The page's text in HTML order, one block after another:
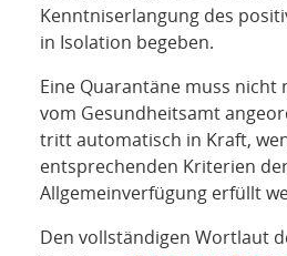
Kenntniserlangung des
in Isolation begeben.
Eine Quarantäne muss nicht
vom Gesundheitsamt
tritt automatisch in Kraft,
entsprechenden Kriterien
Allgemeinverfügung erfüllt
Den vollständigen Wortlaut